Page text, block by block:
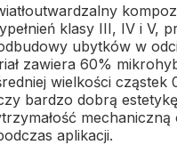
klasy III, IV i V,
ubytków w
zawiera 60%
wielkości cząstek
bardzo dobrą
mechaniczną
aplikacji.